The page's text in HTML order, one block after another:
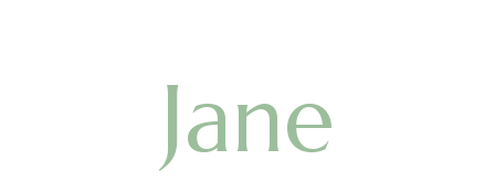
Jane